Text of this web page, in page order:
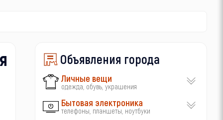
Объявления города
Личные вещи
одежда, обувь, украшения
Бытовая электроника
телефоны, планшеты, ноутбуки